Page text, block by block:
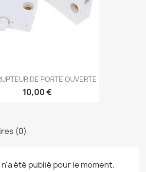
DE PORTE OUVERTE
10,00 €
(0)
été publié pour le moment.